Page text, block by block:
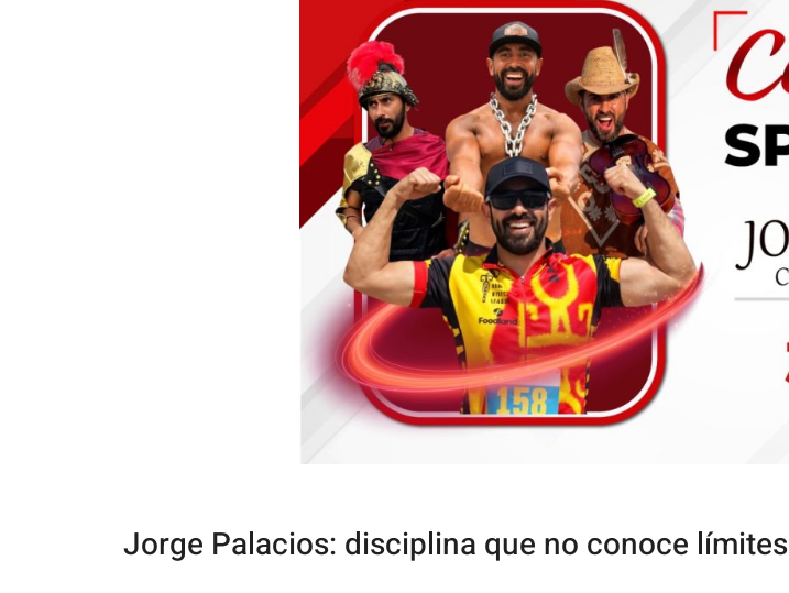
Jorge Palacios: disciplina que no conoce límites